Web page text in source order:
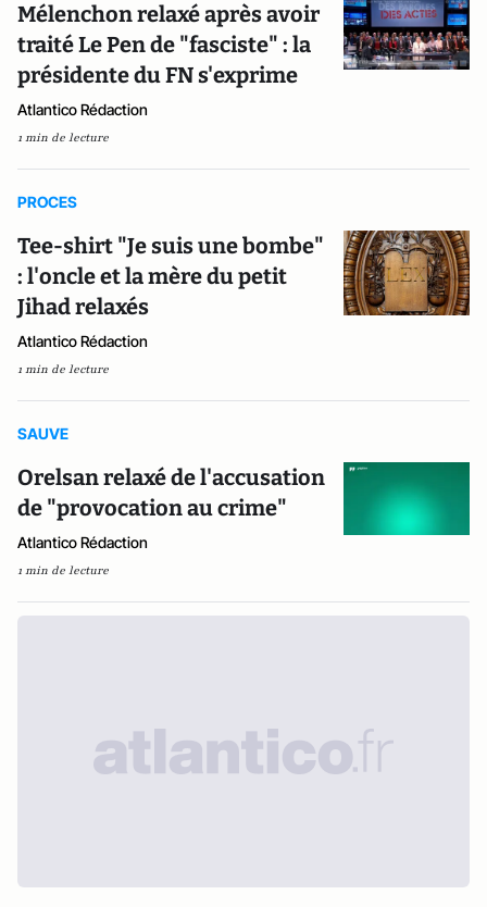
Mélenchon relaxé après avoir
traité Le Pen de "fasciste" : la
présidente du FN s'exprime
Atlantico Rédaction
1 min de lecture
PROCES
Tee-shirt "Je suis une bombe"
: l'oncle et la mère du petit
Jihad relaxés
Atlantico Rédaction
1 min de lecture
SAUVE
Orelsan relaxé de l'accusation
de "provocation au crime"
Atlantico Rédaction
1 min de lecture